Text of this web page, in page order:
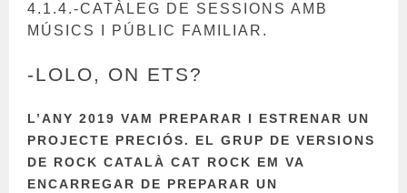
4.1.4.-CATÀLEG DE SESSIONS AMB
MÚSICS I PÚBLIC FAMILIAR.
-LOLO, ON ETS?
L’ANY 2019 VAM PREPARAR I ESTRENAR UN
PROJECTE PRECIÓS. EL GRUP DE VERSIONS
DE ROCK CATALÀ CAT ROCK EM VA
ENCARREGAR DE PREPARAR UN